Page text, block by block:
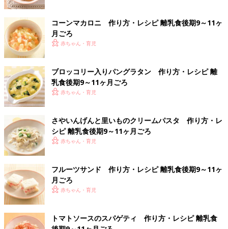
コーンマカロニ 作り方・レシピ 離乳食後期9～11ヶ
月ごろ
赤ちゃん・育児
ブロッコリー入りパングラタン 作り方・レシピ 離
乳食後期9～11ヶ月ごろ
赤ちゃん・育児
さやいんげんと里いものクリームパスタ 作り方・レ
シピ 離乳食後期9～11ヶ月ごろ
赤ちゃん・育児
フルーツサンド 作り方・レシピ 離乳食後期9～11ヶ
月ごろ
赤ちゃん・育児
トマトソースのスパゲティ 作り方・レシピ 離乳食